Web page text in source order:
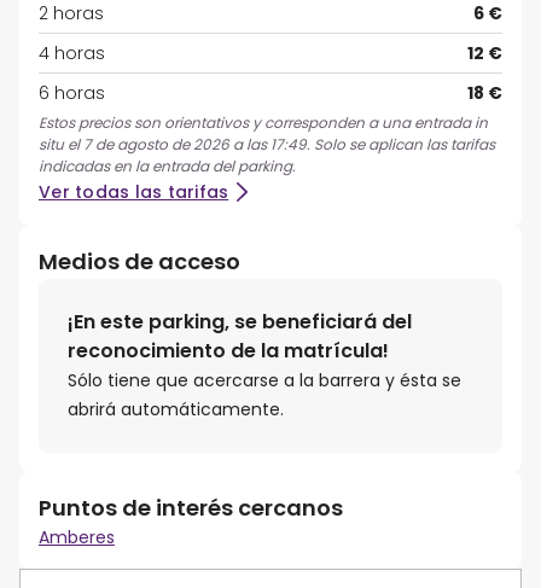
2 horas
6 €
4 horas
12 €
6 horas
18 €
Estos precios son orientativos y corresponden a una entrada in
situ el 7 de agosto de 2026 a las 17:49. Solo se aplican las tarifas
indicadas en la entrada del parking.
Ver todas las tarifas
Medios de acceso
¡En este parking, se beneficiará del
reconocimiento de la matrícula!
Sólo tiene que acercarse a la barrera y ésta se
abrirá automáticamente.
Puntos de interés cercanos
Amberes